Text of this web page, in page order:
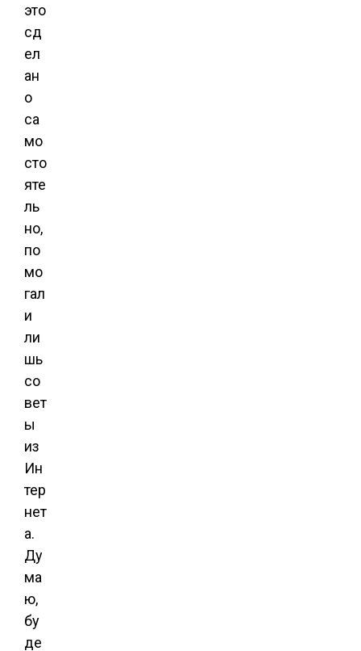
это
сд
ел
ан
о
са
мо
сто
яте
ль
но,
по
мо
гал
и
ли
шь
со
вет
ы
из
Ин
тер
нет
а.
Ду
ма
ю,
бу
де